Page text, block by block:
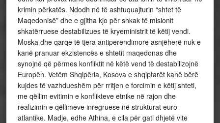
krimin përkatës. Ndodh në të ashtuquajturin “shtet të
Maqedonisë” dhe e gjitha kjo për shkak të misionit
shkatërruese destabilizues të kryeministrit të këtij vendi.
Moska dhe qarqe të tjera antiperendimore asnjëherë nuk e
kanë pranuar ekzistencës e shtetit maqedonas dhe
synojnë që përmes konfliktit në këtë vend të destabilizojnë
Europën. Vetëm Shqipëria, Kosova e shqiptarët kanë bërë
kujdes të vazhdueshëm për rritjen e forcimin e këtij shteti,
me qëllim evitimin e konflikteve etnike në rajon dhe
realizimin e qëllimeve inregruese në strukturat euro-
atlantike. Madje, edhe Athina, e cila për gati dhjetë vite